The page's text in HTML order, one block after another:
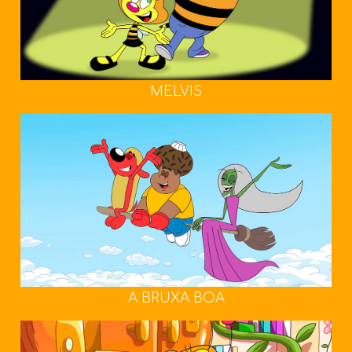
MELVIS
A BRUXA BOA